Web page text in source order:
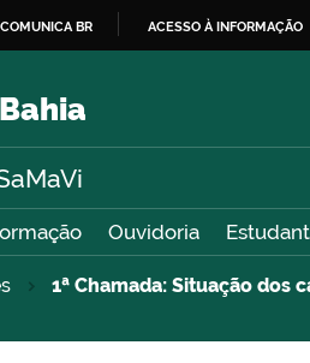
O
COMUNICA BR ACESSO À INFORMAÇÃO
Ouvidoria
1ª Chamada: Situação dos